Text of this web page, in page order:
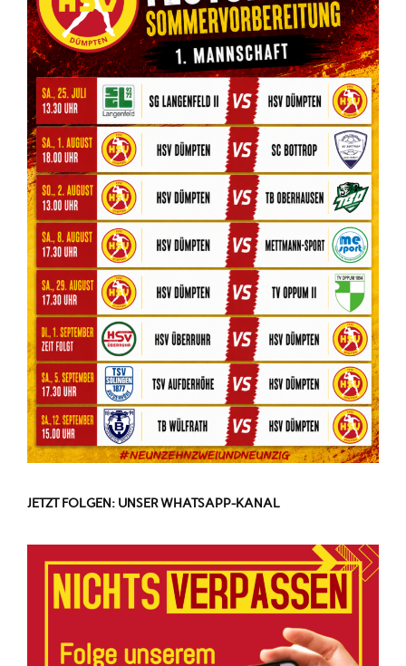
JETZT FOLGEN: UNSER WHATSAPP-KANAL